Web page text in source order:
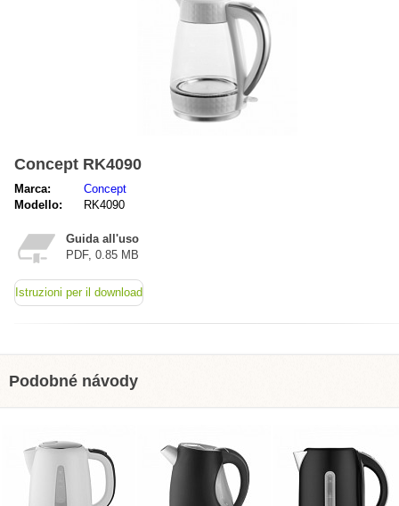
Concept RK4090
Marca:
Concept
Modello:
RK4090
Guida all'uso
PDF, 0.85 MB
Istruzioni per il download
Podobné návody